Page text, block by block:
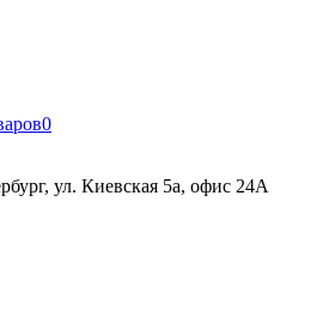
0
ул. Киевская 5а, офис 24А